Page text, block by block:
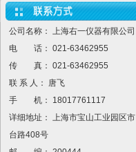
公司名称： 上海右一仪器有限公司
电 话： 021-63462955
传 真： 021-63462955
联 系 人： 唐飞
手 机： 18017761117
详细地址： 上海市宝山工业园区市
台路408号